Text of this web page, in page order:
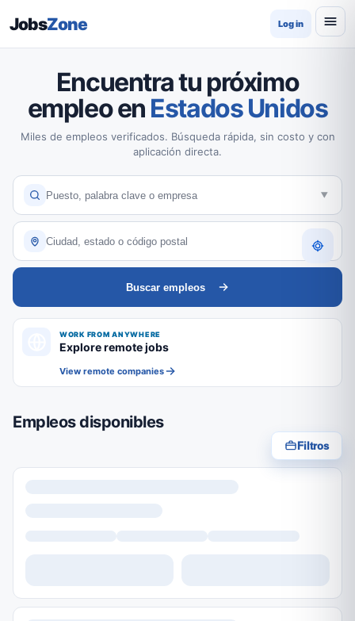
JobsZone Log in
Encuentra tu próximo
empleo en Estados Unidos
Miles de empleos verificados. Búsqueda rápida, sin costo y con
aplicación directa.
Buscar empleos
WORK FROM ANYWHERE
Explore remote jobs
View remote companies
Empleos disponibles
Filtros